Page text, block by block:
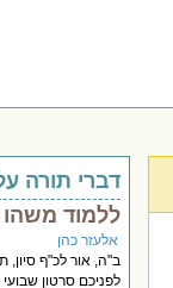
דברי תורה
ללמוד
אלעזר כהן
ב"ה, אור לכ"ף
לפניכם סרטון